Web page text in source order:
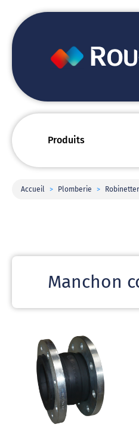
Produits
Accueil > Plomberie >
Manchon